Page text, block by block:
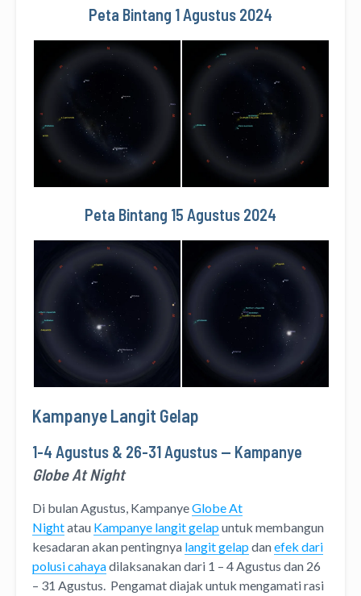
Peta Bintang 1 Agustus 2024
Peta Bintang 15 Agustus 2024
Kampanye Langit Gelap
1-4 Agustus & 26-31 Agustus — Kampanye
Globe At Night
Di bulan Agustus, KampanyeGlobe At
Nightatau Kampanye langit gelapuntuk membangun
kesadaran akan pentingnya langit gelapdanefek dari
polusi cahayadilaksanakan dari 1 – 4 Agustus dan 26
– 31 Agustus. Pengamat diajak untuk mengamati rasi